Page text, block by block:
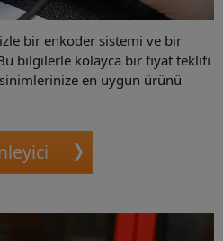
bir enkoder sistemi ve bir
bilgilerle kolayca bir fiyat teklifi
en uygun ürünü